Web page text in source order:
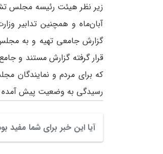
زیر نظر هیئت رئیسه مجلس
آبان‌ماه و همچنین تدابیر
گزارش جامعی تهیه و به
قرار گرفته گزارش مستند و
که برای مردم و نمایندگان
رسیدگی به وضعیت پیش آمده
آیا این خبر برای شما مفید